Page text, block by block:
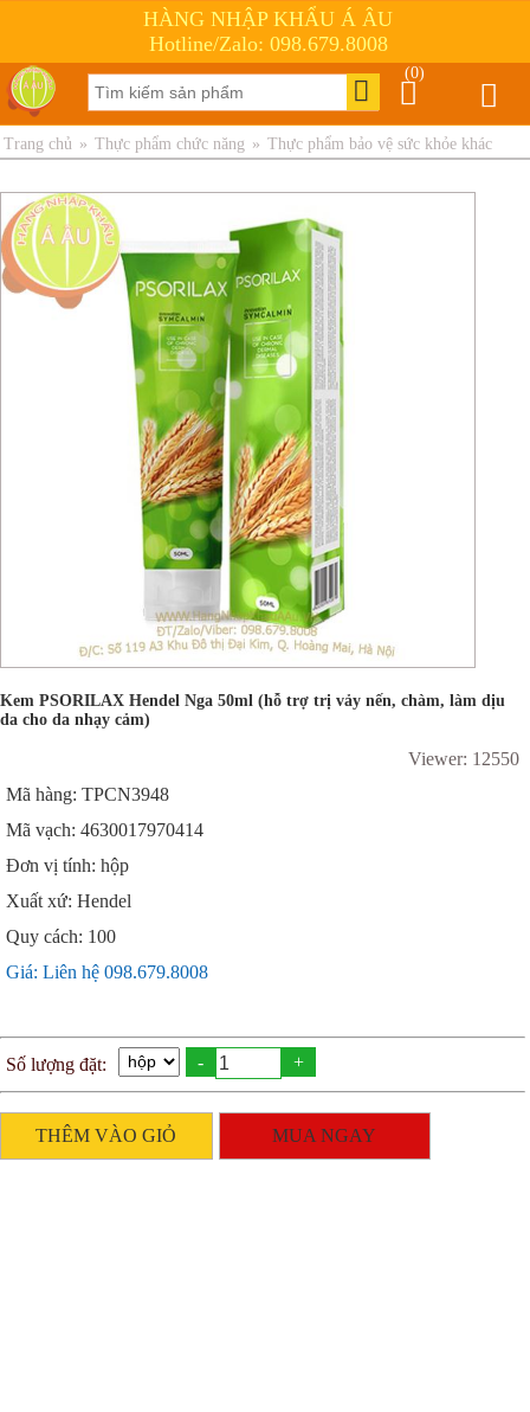
HÀNG NHẬP KHẨU Á ÂU
Hotline/Zalo: 098.679.8008
(0)
Trang chủ » Thực phẩm chức năng » Thực phẩm bảo vệ sức khỏe khác
Kem PSORILAX Hendel Nga 50ml (hỗ trợ trị vảy nến, chàm, làm dịu
da cho da nhạy cảm)
Viewer: 12550
Mã hàng: TPCN3948
Mã vạch: 4630017970414
Đơn vị tính: hộp
Xuất xứ: Hendel
Quy cách: 100
Giá: Liên hệ 098.679.8008
Số lượng đặt: - +
THÊM VÀO GIỎ MUA NGAY